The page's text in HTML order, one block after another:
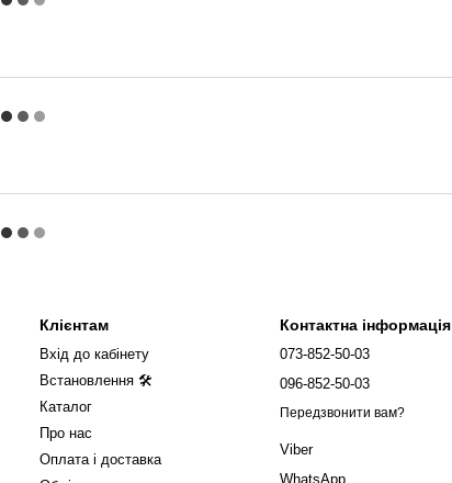
Клієнтам
Вхід до кабінету
Встановлення 🛠
Каталог
Про нас
Оплата і доставка
Контактна інформація
073-852-50-03
096-852-50-03
Передзвонити вам?
Viber
WhatsApp